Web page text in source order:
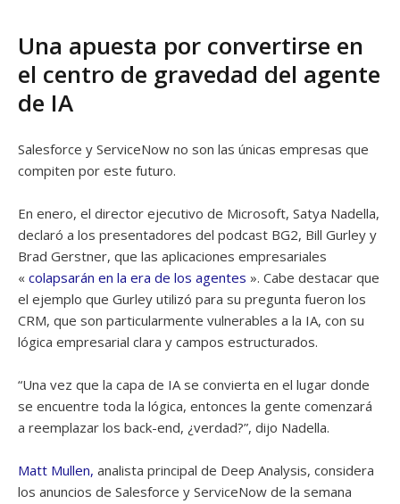
Una apuesta por convertirse en
el centro de gravedad del agente
de IA
Salesforce y ServiceNow no son las únicas empresas que
compiten por este futuro.
En enero, el director ejecutivo de Microsoft, Satya Nadella,
declaró a los presentadores del podcast BG2, Bill Gurley y
Brad Gerstner, que las aplicaciones empresariales
« colapsarán en la era de los agentes ». Cabe destacar que
el ejemplo que Gurley utilizó para su pregunta fueron los
CRM, que son particularmente vulnerables a la IA, con su
lógica empresarial clara y campos estructurados.
“Una vez que la capa de IA se convierta en el lugar donde
se encuentre toda la lógica, entonces la gente comenzará
a reemplazar los back-end, ¿verdad?”, dijo Nadella.
Matt Mullen, analista principal de Deep Analysis, considera
los anuncios de Salesforce y ServiceNow de la semana